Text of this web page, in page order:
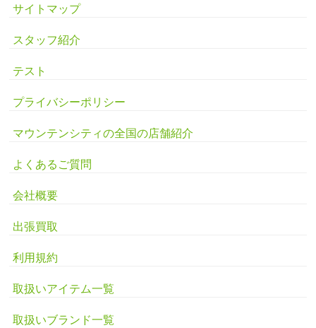
サイトマップ
スタッフ紹介
テスト
プライバシーポリシー
マウンテンシティの全国の店舗紹介
よくあるご質問
会社概要
出張買取
利用規約
取扱いアイテム一覧
取扱いブランド一覧